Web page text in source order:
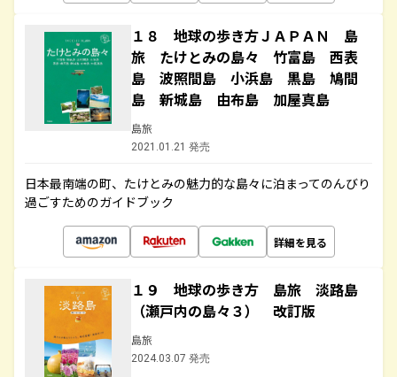
１８ 地球の歩き方ＪＡＰＡＮ 島
旅 たけとみの島々 竹富島 西表
島 波照間島 小浜島 黒島 鳩間
島 新城島 由布島 加屋真島
島旅
2021.01.21 発売
日本最南端の町、たけとみの魅力的な島々に泊まってのんびり
過ごすためのガイドブック
詳細を見る
１９ 地球の歩き方 島旅 淡路島
（瀬戸内の島々３） 改訂版
島旅
2024.03.07 発売